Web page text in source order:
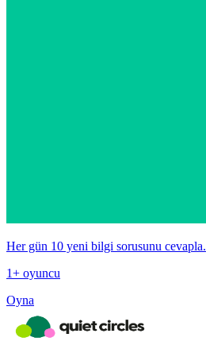
Her gün 10 yeni bilgi sorusunu cevapla.
1+ oyuncu
Oyna